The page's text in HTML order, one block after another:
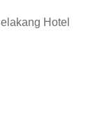
Hotel